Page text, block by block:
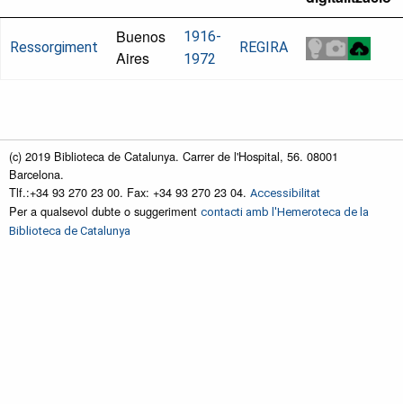
Ressorgiment
Buenos
Aires
1916-
1972
REGIRA
(c) 2019 Biblioteca de Catalunya. Carrer de l'Hospital, 56. 08001
Barcelona.
Tlf.:+34 93 270 23 00. Fax: +34 93 270 23 04. Accessibilitat
Per a qualsevol dubte o suggeriment contacti amb l'Hemeroteca de la
Biblioteca de Catalunya